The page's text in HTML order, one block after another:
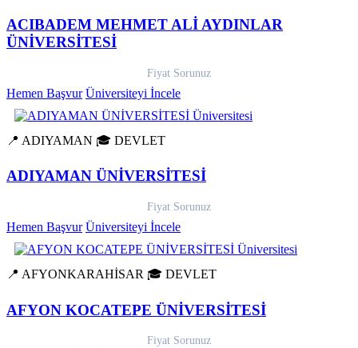
ACIBADEM MEHMET ALİ AYDINLAR
ÜNİVERSİTESİ
Fiyat Sorunuz
Hemen Başvur Üniversiteyi İncele
📍 ADIYAMAN 🎓 DEVLET
ADIYAMAN ÜNİVERSİTESİ
Fiyat Sorunuz
Hemen Başvur Üniversiteyi İncele
📍 AFYONKARAHİSAR 🎓 DEVLET
AFYON KOCATEPE ÜNİVERSİTESİ
Fiyat Sorunuz